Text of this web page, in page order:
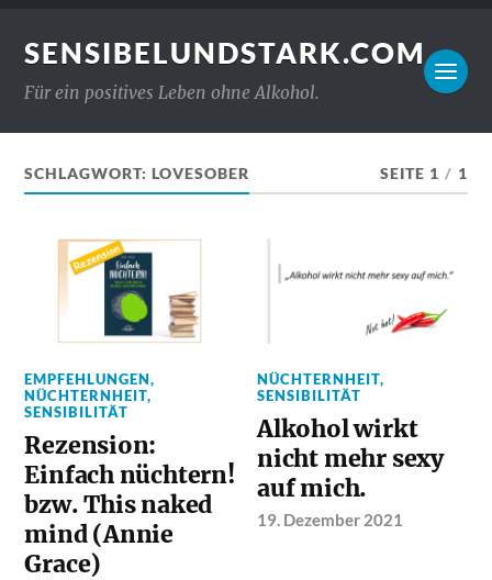
SENSIBELUNDSTARK.COM
Für ein positives Leben ohne Alkohol.
SCHLAGWORT:LOVESOBER SEITE 1 / 1
EMPFEHLUNGEN,
NÜCHTERNHEIT,
SENSIBILITÄT
Rezension:
Einfach nüchtern!
bzw. This naked
mind (Annie
Grace)
NÜCHTERNHEIT,
SENSIBILITÄT
Alkohol wirkt
nicht mehr sexy
auf mich.
19. Dezember 2021